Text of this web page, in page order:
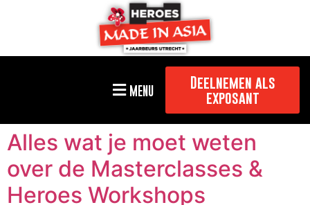
MENU
Deelnemen als
exposant
Alles wat je moet weten
over de Masterclasses &
Heroes Workshops